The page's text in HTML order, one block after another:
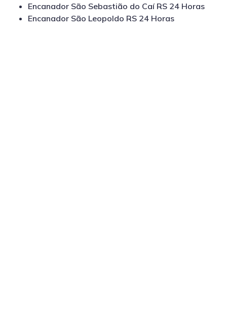
Encanador São Sebastião do Caí RS 24 Horas
Encanador São Leopoldo RS 24 Horas